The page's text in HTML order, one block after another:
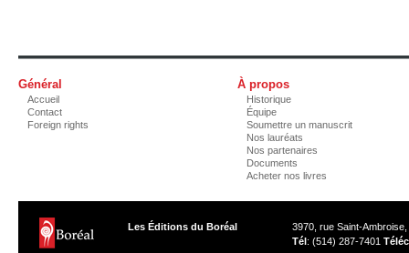
Général
Accueil
Contact
Foreign rights
À propos
Historique
Équipe
Soumettre un manuscrit
Nos lauréats
Nos partenaires
Documents
Acheter nos livres
Les Éditions du Boréal
3970, rue Saint-
Tél: (514) 287-7401 Téléc